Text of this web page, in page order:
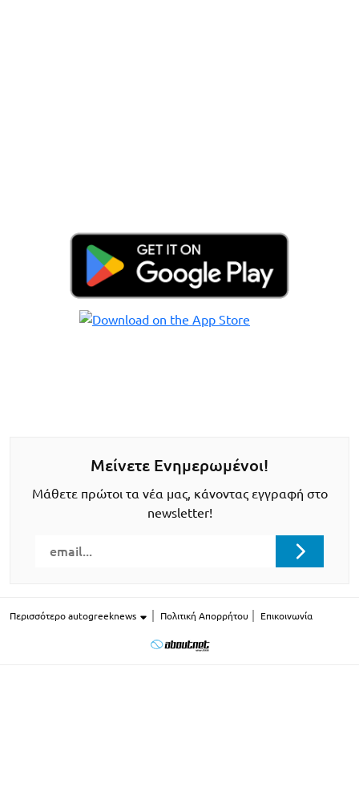
Μείνετε Ενημερωμένοι!
Μάθετε πρώτοι τα νέα μας, κάνοντας εγγραφή στο
newsletter!
Περισσότερο autogreeknews Πολιτική Απορρήτου Επικοινωνία